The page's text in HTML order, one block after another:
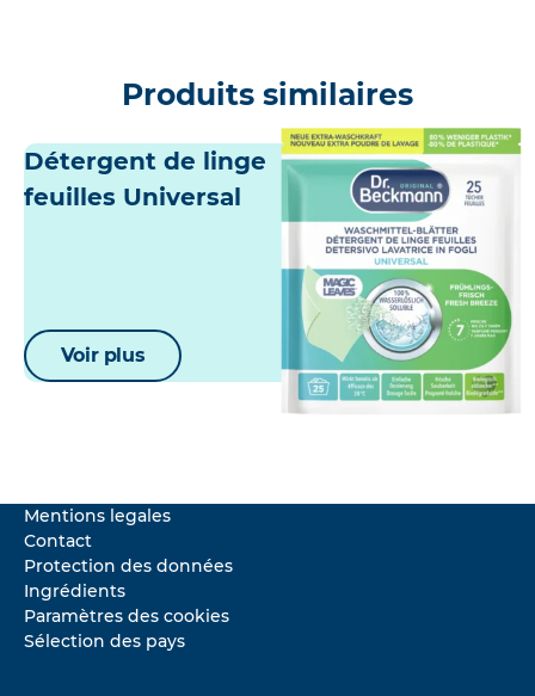
Produits similaires
Détergent de linge
feuilles Universal
Voir plus
Mentions legales
Contact
Protection des données
Ingrédients
Paramètres des cookies
Sélection des pays